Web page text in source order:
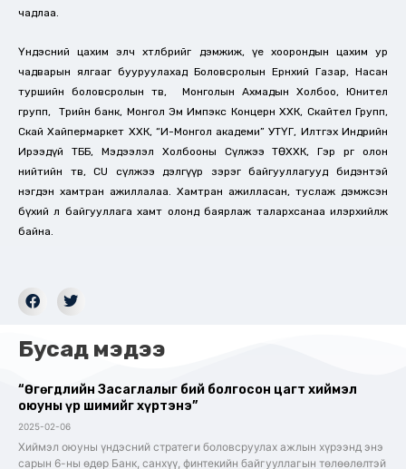
чадлаа.
Үндэсний цахим элч хөтөлбөрийг дэмжиж, үе хоорондын цахим ур
чадварын ялгааг бууруулахад Боловсролын Ерөнхий Газар, Насан
туршийн боловсролын төв, Монголын Ахмадын Холбоо, Юнител
групп, Төрийн банк, Монгол Эм Импэкс Концерн ХХК, Скайтел Групп,
Скай Хайпермаркет ХХК, “И-Монгол академи” УТҮГ, Илтгэх Индрийн
Ирээдүй ТББ, Мэдээлэл Холбооны Сүлжээ ТӨХХК, Гэр өргөө олон
нийтийн төв, CU сүлжээ дэлгүүр зэрэг байгууллагууд бидэнтэй
нэгдэн хамтран ажиллалаа. Хамтран ажилласан, туслаж дэмжсэн
бүхий л байгууллага хамт олонд баярлаж талархсанаа илэрхийлж
байна.
Бусад мэдээ
“Өгөгдлийн Засаглалыг бий болгосон цагт хиймэл
оюуны үр шимийг хүртэнэ”
2025-02-06
Хиймэл оюуны үндэсний стратеги боловсруулах ажлын хүрээнд энэ
сарын 6-ны өдөр Банк, санхүү, финтекийн байгууллагын төлөөлөлтэй